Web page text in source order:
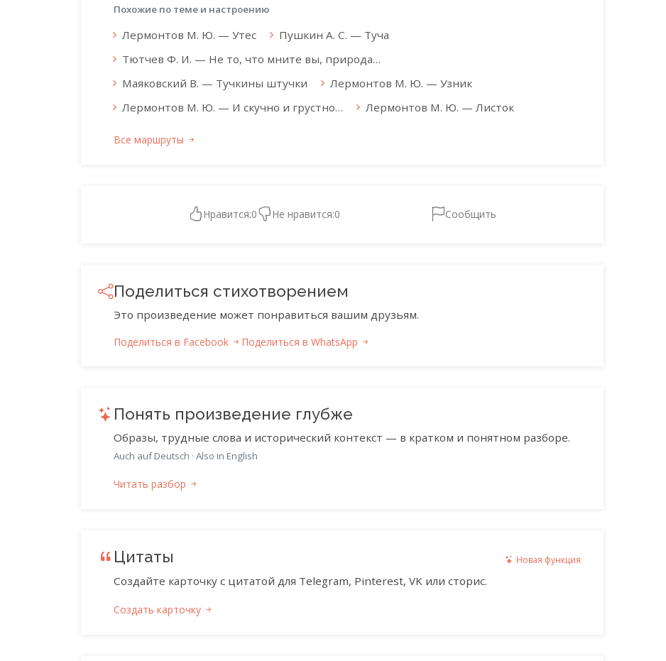
Похожие по теме и настроению
Лермонтов М. Ю. — Утес
Пушкин А. С. — Туча
Тютчев Ф. И. — Не то, что мните вы, природа…
Маяковский В. — Тучкины штучки
Лермонтов М. Ю. — Узник
Лермонтов М. Ю. — И скучно и грустно…
Лермонтов М. Ю. — Листок
Все маршруты
Нравится:0 Не нравится:0 Сообщить
Поделиться стихотворением
Это произведение может понравиться вашим друзьям.
Поделиться в Facebook Поделиться в WhatsApp
Понять произведение глубже
Образы, трудные слова и исторический контекст — в кратком и понятном разборе.
Auch auf Deutsch · Also in English
Читать разбор
Цитаты Новая функция
Создайте карточку с цитатой для Telegram, Pinterest, VK или сторис.
Создать карточку